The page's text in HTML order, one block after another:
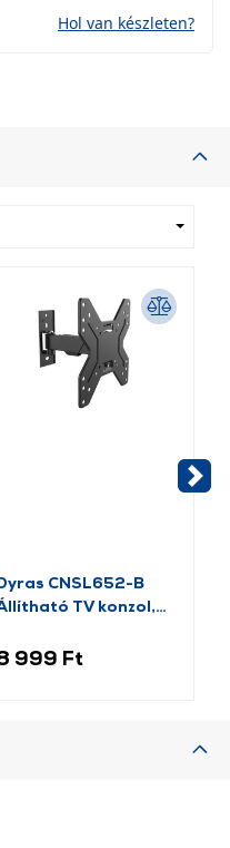
Hol van készleten?
CNSL652-B
TV konzol,
999 Ft